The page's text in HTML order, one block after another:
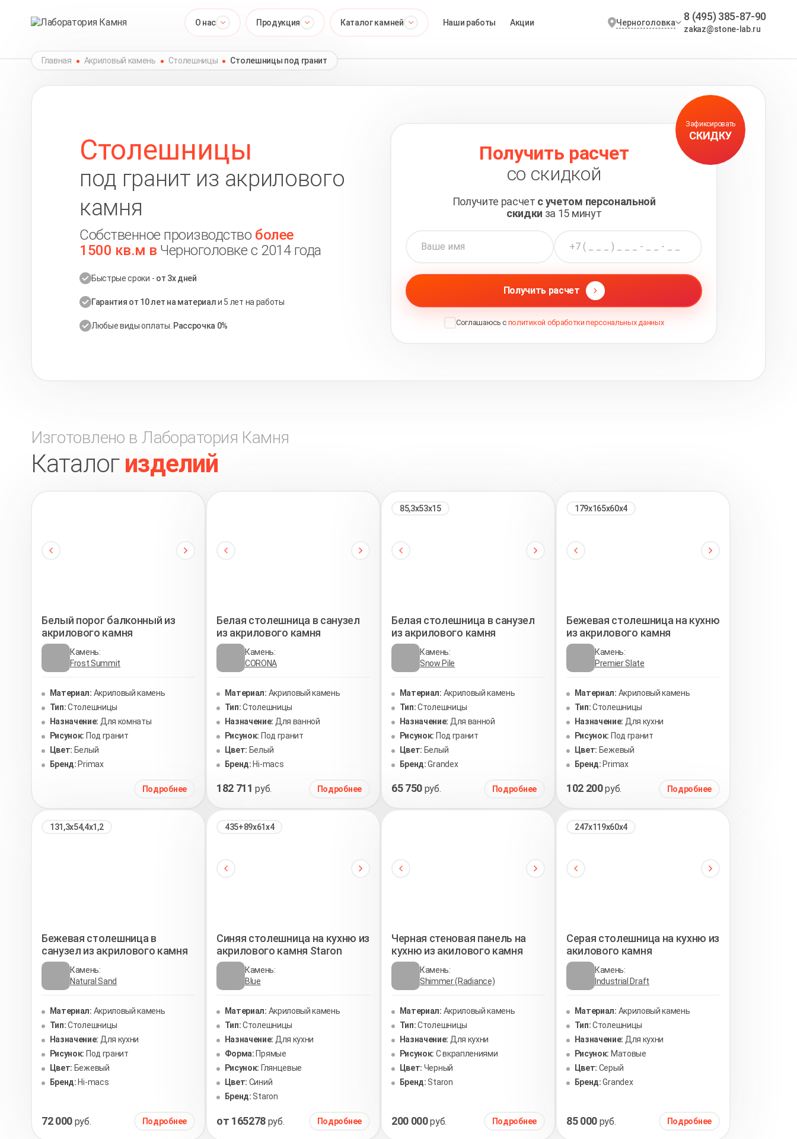
О нас Продукция Каталог камней Наши работы Акции Черноголовка 8 (495) 385-87-90
zakaz@stone-lab.ru
Главная Акриловый камень Столешницы Столешницы под гранит
Столешницы
под гранит из акрилового
камня
Собственное производство более
1500 кв.м в Черноголовке с 2014 года
Быстрые сроки - от 3х дней
Гарантия от 10 лет на материали 5 лет на работы
Любые виды оплаты. Рассрочка 0%
Зафиксировать
СКИДКУ
Получить расчет
со скидкой
Получите расчет с учетом персональной
скидки за 15 минут
Получить расчет
Соглашаюсь с политикой обработки персональных данных
Изготовлено в Лаборатория Камня
Каталог изделий
Белый порог балконный из
акрилового камня
Камень:
Frost Summit
Материал: Акриловый камень
Тип:Столешницы
Назначение: Для комнаты
Рисунок: Под гранит
Цвет: Белый
Бренд: Primax
Подробнее
Белая столешница в санузел
из акрилового камня
Камень:
CORONA
Материал: Акриловый камень
Тип:Столешницы
Назначение: Для ванной
Рисунок: Под гранит
Цвет: Белый
Бренд: Hi-macs
182 711руб. Подробнее
85,3х53х15
Белая столешница в санузел
из акрилового камня
Камень:
Snow Pile
Материал: Акриловый камень
Тип:Столешницы
Назначение: Для ванной
Рисунок: Под гранит
Цвет: Белый
Бренд: Grandex
65 750 руб. Подробнее
179х165х60х4
Бежевая столешница на кухню
из акрилового камня
Камень:
Premier Slate
Материал: Акриловый камень
Тип:Столешницы
Назначение: Для кухни
Рисунок: Под гранит
Цвет: Бежевый
Бренд: Primax
102 200руб. Подробнее
131,3х54,4х1,2
Бежевая столешница в
санузел из акрилового камня
Камень:
Natural Sand
Материал: Акриловый камень
Тип:Столешницы
Назначение: Для кухни
Рисунок: Под гранит
Цвет: Бежевый
Бренд: Hi-macs
72 000 руб. Подробнее
435+89х61х4
Синяя столешница на кухню из
акрилового камня Staron
Камень:
Blue
Материал: Акриловый камень
Тип:Столешницы
Назначение: Для кухни
Форма: Прямые
Рисунок: Глянцевые
Цвет: Синий
Бренд: Staron
от 165278 руб. Подробнее
Черная стеновая панель на
кухню из акилового камня
Камень:
Shimmer (Radiance)
Материал: Акриловый камень
Тип:Столешницы
Назначение: Для кухни
Рисунок: С вкраплениями
Цвет: Черный
Бренд: Staron
200 000руб. Подробнее
247х119х60х4
Серая столешница на кухню из
акилового камня
Камень:
Industrial Draft
Материал: Акриловый камень
Тип:Столешницы
Назначение: Для кухни
Рисунок: Матовые
Цвет: Серый
Бренд: Grandex
85 000 руб. Подробнее